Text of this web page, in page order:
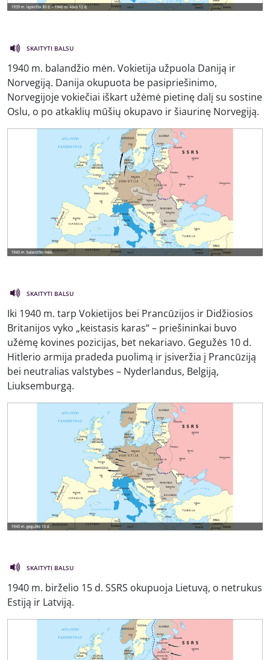
SKAITYTI BALSU
1940 m. balandžio mėn. Vokietija užpuola Daniją ir
Norvegiją. Danija okupuota be pasipriešinimo,
Norvegijoje vokiečiai iškart užėmė pietinę dalį su sostine
Oslu, o po atkaklių mūšių okupavo ir šiaurinę Norvegiją.
SKAITYTI BALSU
Iki 1940 m. tarp Vokietijos bei Prancūzijos ir Didžiosios
Britanijos vyko „keistasis karas“ – priešininkai buvo
užėmę kovines pozicijas, bet nekariavo. Gegužės 10 d.
Hitlerio armija pradeda puolimą ir įsiveržia į Prancūziją
bei neutralias valstybes – Nyderlandus, Belgiją,
Liuksemburgą.
SKAITYTI BALSU
1940 m. birželio 15 d. SSRS okupuoja Lietuvą, o netrukus
Estiją ir Latviją.